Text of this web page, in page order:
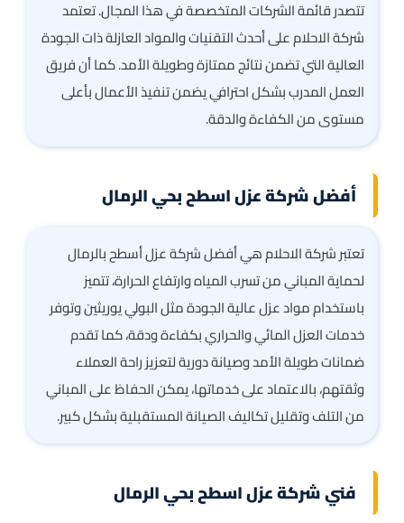
تتصدر قائمة الشركات المتخصصة في هذا المجال. تعتمد
شركة الاحلام على أحدث التقنيات والمواد العازلة ذات الجودة
العالية التي تضمن نتائج ممتازة وطويلة الأمد. كما أن فريق
العمل المدرب بشكل احترافي يضمن تنفيذ الأعمال بأعلى
مستوى من الكفاءة والدقة.
أفضل شركة عزل اسطح بحي الرمال
تعتبر شركة الاحلام هي أفضل شركة عزل أسطح بالرمال
لحماية المباني من تسرب المياه وارتفاع الحرارة، تتميز
باستخدام مواد عزل عالية الجودة مثل البولي يوريثين وتوفر
خدمات العزل المائي والحراري بكفاءة ودقة، كما تقدم
ضمانات طويلة الأمد وصيانة دورية لتعزيز راحة العملاء
وثقتهم، بالاعتماد على خدماتها، يمكن الحفاظ على المباني
من التلف وتقليل تكاليف الصيانة المستقبلية بشكل كبير.
فني شركة عزل اسطح بحي الرمال